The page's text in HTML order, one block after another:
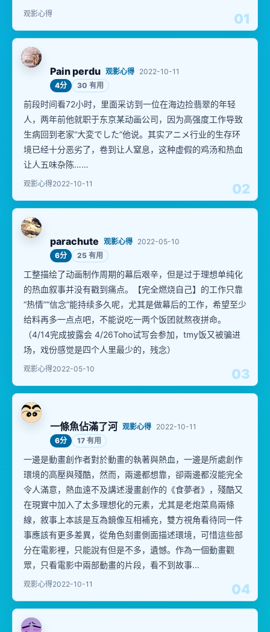
01
观影心得
02
Pain perdu 观影心得 2022-10-11
4分
30 有用
前段时间看72小时，里面采访到一位在海边捡翡翠的年轻
人，两年前他就职于东京某动画公司，因为高强度工作导致
生病回到老家“大変でした”他说。其实アニメ行业的生存环
境已经十分恶劣了，卷到让人窒息，这种虚假的鸡汤和热血
让人五味杂陈……
观影心得2022-10-11
03
parachute 观影心得 2022-05-10
6分
25 有用
工整描绘了动画制作周期的幕后艰辛，但是过于理想单纯化
的热血叙事并没有戳到痛点。【完全燃烧自己】的工作只靠
“热情”“信念”能持续多久呢，尤其是做幕后的工作，希望至少
给料再多一点点吧，不能说吃一两个饭团就熬夜拼命。
（4/14完成披露会 4/26Toho试写会参加，tmy饭又被骗进
场，戏份感觉是四个人里最少的，残念）
观影心得2022-05-10
04
一條魚佔滿了河 观影心得 2022-10-11
6分
17 有用
一邊是動畫創作者對於動畫的執著與熱血，一邊是所處創作
環境的高壓與殘酷，然而，兩邊都想靠，卻兩邊都沒能完全
令人滿意，熱血遠不及講述漫畫創作的《食夢者》，殘酷又
在現實中加入了太多理想化的元素，尤其是老炮菜鳥兩條
線，敘事上本該是互為鏡像互相補充，雙方視角看待同一件
事應該有更多差異，從角色刻畫側面描述環境，可惜這些部
分在電影裡，只能說有但是不多，遺憾。作為一個動畫觀
眾，只看電影中兩部動畫的片段，看不到故事...
观影心得2022-10-11